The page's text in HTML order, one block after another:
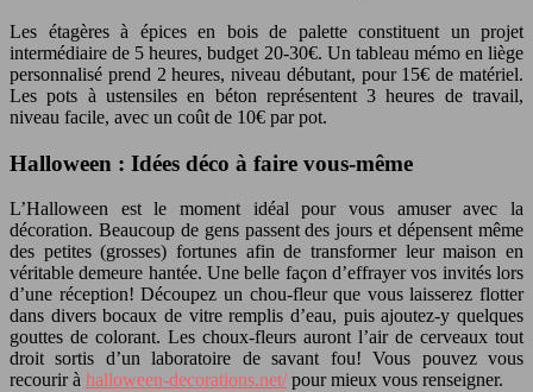
Les étagères à épices en bois de palette constituent un projet
intermédiaire de 5 heures, budget 20-30€. Un tableau mémo en liège
personnalisé prend 2 heures, niveau débutant, pour 15€ de matériel.
Les pots à ustensiles en béton représentent 3 heures de travail,
niveau facile, avec un coût de 10€ par pot.
Halloween : Idées déco à faire vous-même
L’Halloween est le moment idéal pour vous amuser avec la
décoration. Beaucoup de gens passent des jours et dépensent même
des petites (grosses) fortunes afin de transformer leur maison en
véritable demeure hantée. Une belle façon d’effrayer vos invités lors
d’une réception! Découpez un chou-fleur que vous laisserez flotter
dans divers bocaux de vitre remplis d’eau, puis ajoutez-y quelques
gouttes de colorant. Les choux-fleurs auront l’air de cerveaux tout
droit sortis d’un laboratoire de savant fou! Vous pouvez vous
recourir à halloween-decorations.net/pour mieux vous renseigner.